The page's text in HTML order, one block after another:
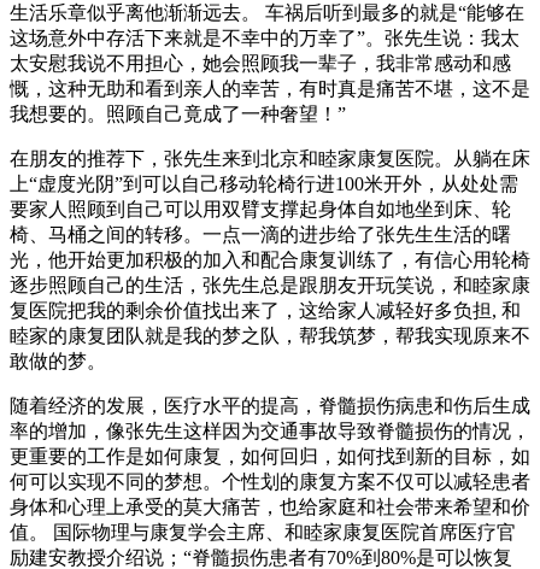
生活乐章似乎离他渐渐远去。 车祸后听到最多的就是“能够在
这场意外中存活下来就是不幸中的万幸了”。张先生说：我太
太安慰我说不用担心，她会照顾我一辈子，我非常感动和感
慨，这种无助和看到亲人的幸苦，有时真是痛苦不堪，这不是
我想要的。照顾自己竟成了一种奢望！”
在朋友的推荐下，张先生来到北京和睦家康复医院。从躺在床
上“虚度光阴”到可以自己移动轮椅行进100米开外，从处处需
要家人照顾到自己可以用双臂支撑起身体自如地坐到床、轮
椅、马桶之间的转移。一点一滴的进步给了张先生生活的曙
光，他开始更加积极的加入和配合康复训练了，有信心用轮椅
逐步照顾自己的生活，张先生总是跟朋友开玩笑说，和睦家康
复医院把我的剩余价值找出来了，这给家人减轻好多负担, 和
睦家的康复团队就是我的梦之队，帮我筑梦，帮我实现原来不
敢做的梦。
随着经济的发展，医疗水平的提高，脊髓损伤病患和伤后生成
率的增加，像张先生这样因为交通事故导致脊髓损伤的情况，
更重要的工作是如何康复，如何回归，如何找到新的目标，如
何可以实现不同的梦想。个性划的康复方案不仅可以减轻患者
身体和心理上承受的莫大痛苦，也给家庭和社会带来希望和价
值。 国际物理与康复学会主席、和睦家康复医院首席医疗官
励建安教授介绍说；“脊髓损伤患者有70%到80%是可以恢复